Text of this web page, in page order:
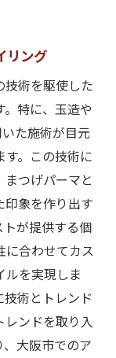
リング
術を駆使した
特に、玉造や
た施術が目元
。この技術に
つげパーマと
象を作り出す
が提供する個
に合わせてカス
を実現しま
術とトレンド
ンドを取り入
大阪市でのア